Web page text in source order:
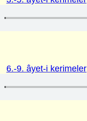
6.-9. âyet-i kerimeler